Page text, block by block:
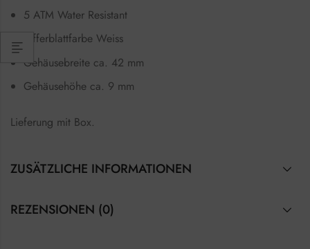
5 ATM Water Resistant
Zifferblattfarbe Weiss
Gehäusebreite ca. 42 mm
Gehäusehöhe ca. 9 mm
Lieferung mit Box.
ZUSÄTZLICHE INFORMATIONEN
REZENSIONEN (0)